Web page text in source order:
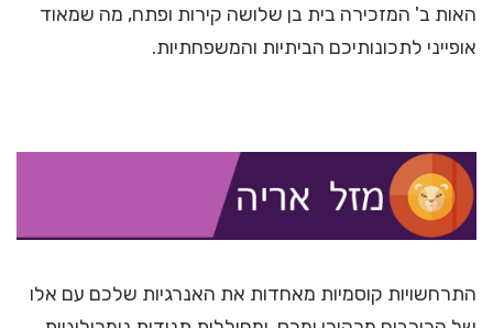
האות ב' המזכירה בית בן שלושה קירות ופתח, מה שמאוד
אופייני לתכונותיכם הביתיות והמשפחתיות.
התרחשויות קוסמיות מאחדות את האנרגיות שלכם עם אלו